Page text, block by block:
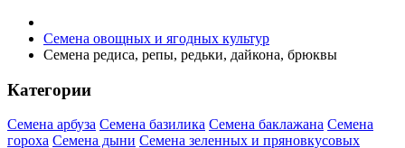
Семена овощных и ягодных культур
Семена редиса, репы, редьки, дайкона, брюквы
Категории
Семена арбуза Семена базилика Семена баклажана Семена
гороха Семена дыни Семена зеленных и пряновкусовых